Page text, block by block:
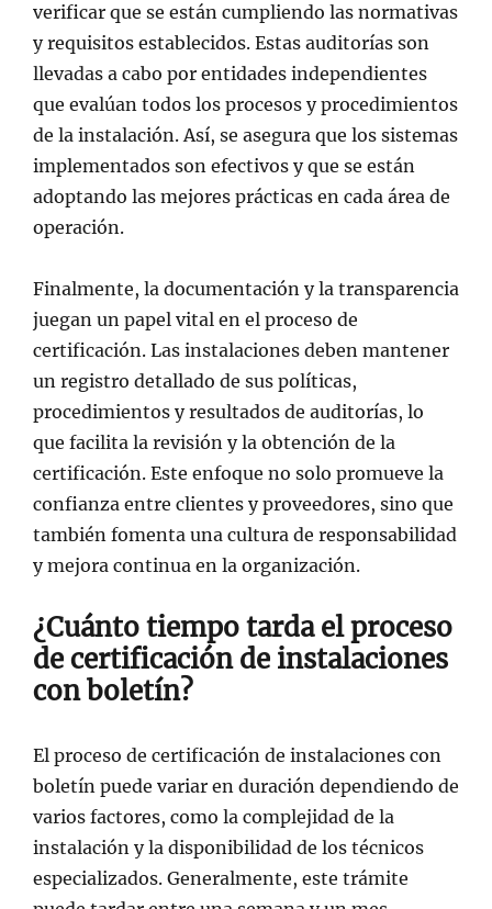
verificar que se están cumpliendo las normativas
y requisitos establecidos. Estas auditorías son
llevadas a cabo por entidades independientes
que evalúan todos los procesos y procedimientos
de la instalación. Así, se asegura que los sistemas
implementados son efectivos y que se están
adoptando las mejores prácticas en cada área de
operación.
Finalmente, la documentación y la transparencia
juegan un papel vital en el proceso de
certificación. Las instalaciones deben mantener
un registro detallado de sus políticas,
procedimientos y resultados de auditorías, lo
que facilita la revisión y la obtención de la
certificación. Este enfoque no solo promueve la
confianza entre clientes y proveedores, sino que
también fomenta una cultura de responsabilidad
y mejora continua en la organización.
¿Cuánto tiempo tarda el proceso
de certificación de instalaciones
con boletín?
El proceso de certificación de instalaciones con
boletín puede variar en duración dependiendo de
varios factores, como la complejidad de la
instalación y la disponibilidad de los técnicos
especializados. Generalmente, este trámite